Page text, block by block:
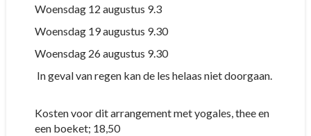
Woensdag 12 augustus 9.3
Woensdag 19 augustus 9.30
Woensdag 26 augustus 9.30
In geval van regen kan de les helaas niet doorgaan.
Kosten voor dit arrangement met yogales, thee en
een boeket; 18,50